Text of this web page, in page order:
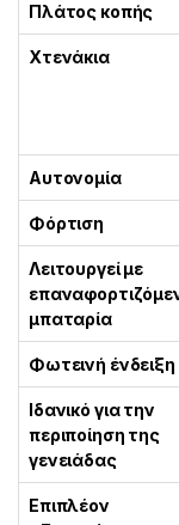
Πλάτος κοπής
Χτενάκια
Αυτονομία
Φόρτιση
Λειτουργεί με
μπαταρία
Φωτεινή ένδειξη
Ιδανικό για την
περιποίηση της
γενειάδας
Επιπλέον